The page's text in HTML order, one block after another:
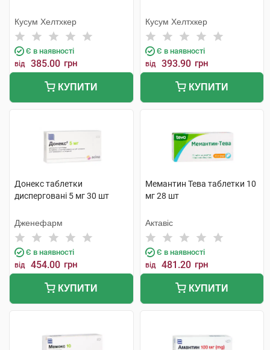
Кусум Хелтхкер
Є в наявності
від 385.00 грн
КУПИТИ
Кусум Хелтхкер
Є в наявності
від 393.90 грн
КУПИТИ
Донекс таблетки
дисперговані 5 мг 30 шт
Дженефарм
Є в наявності
від 454.00 грн
КУПИТИ
Мемантин Тева таблетки 10
мг 28 шт
Актавіс
Є в наявності
від 481.20 грн
КУПИТИ